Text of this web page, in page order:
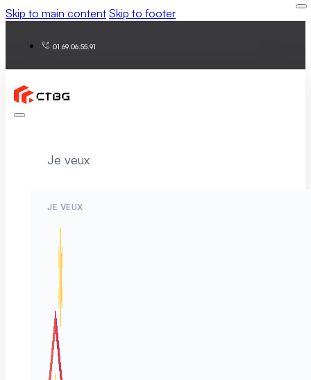
Skip to main content Skip to footer
01.69.06.55.91
Je veux
JE VEUX